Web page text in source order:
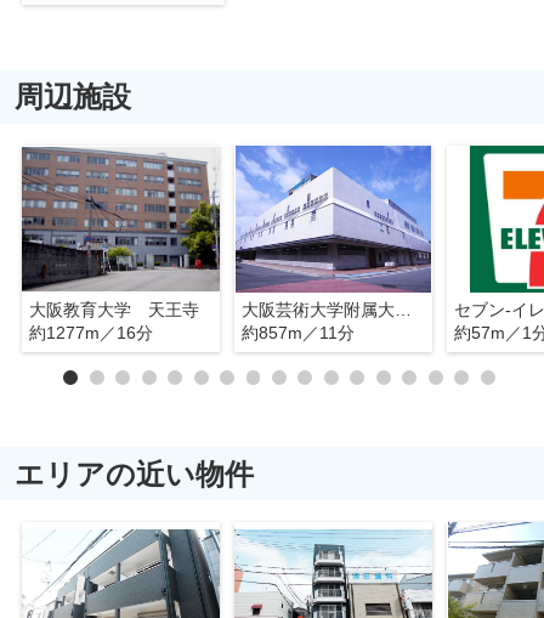
周辺施設
大阪教育大学 天王寺
約1277m／16分
大阪芸術大学附属大阪美術専門学校
約857m／11分
約57m／1
エリアの近い物件